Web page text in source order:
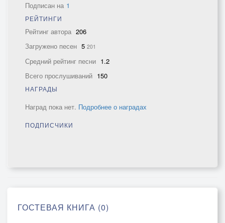
Подписан на 1
РЕЙТИНГИ
Рейтинг автора 206
Загружено песен 5 201
Средний рейтинг песни 1.2
Всего прослушиваний 150
НАГРАДЫ
Наград пока нет. Подробнее о наградах
ПОДПИСЧИКИ
ГОСТЕВАЯ КНИГА (0)